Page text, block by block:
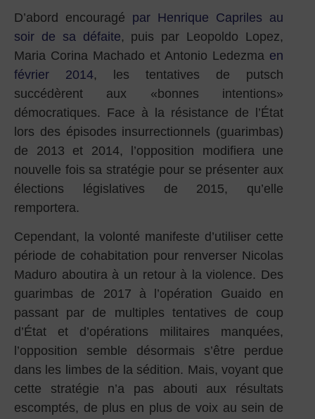
D’abord encouragé par Henrique Capriles au
soir de sa défaite, puis par Leopoldo Lopez,
Maria Corina Machado et Antonio Ledezma en
février 2014, les tentatives de putsch
succédèrent aux «bonnes intentions»
démocratiques. Face à la résistance de l’État
lors des épisodes insurrectionnels (guarimbas)
de 2013 et 2014, l’opposition modifiera une
nouvelle fois sa stratégie pour se présenter aux
élections législatives de 2015, qu’elle
remportera.
Cependant, la volonté manifeste d’utiliser cette
période de cohabitation pour renverser Nicolas
Maduro aboutira à un retour à la violence. Des
guarimbas de 2017 à l’opération Guaido en
passant par de multiples tentatives de coup
d’État et d’opérations militaires manquées,
l’opposition semble désormais s’être perdue
dans les limbes de la sédition. Mais, voyant que
cette stratégie n’a pas abouti aux résultats
escomptés, de plus en plus de voix au sein de